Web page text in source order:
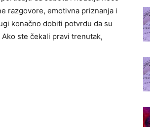
razgovore, emotivna priznanja i
konačno dobiti potvrdu da su
ste čekali pravi trenutak,